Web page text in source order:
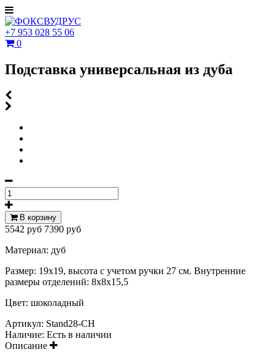
+7 953 028 55 06
0
Подставка универсальная из дуба
В корзину
5542 руб 7390 руб
Материал: дуб
Размер: 19х19, высота с учетом ручки 27 см. Внутренние
размеры отделений: 8х8х15,5
Цвет: шоколадный
Артикул: Stand28-CH
Наличие: Есть в наличии
Описание